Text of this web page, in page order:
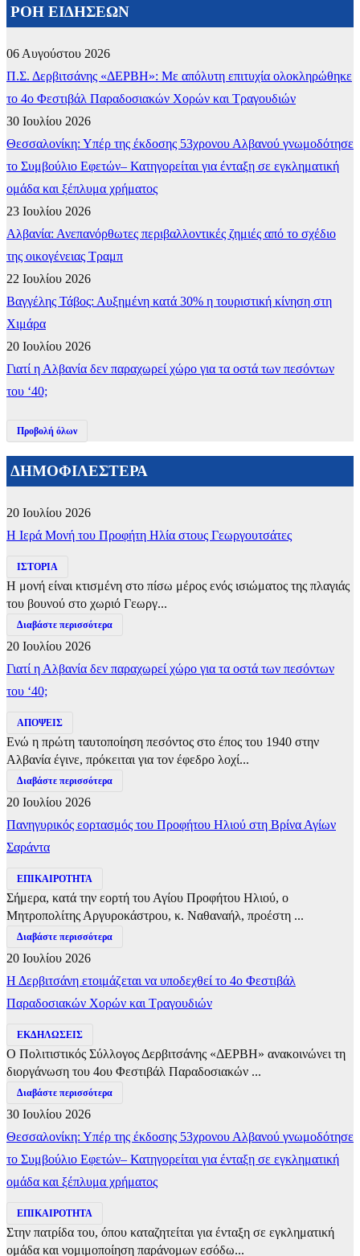
ΡΟΗ ΕΙΔΗΣΕΩΝ
06 Αυγούστου 2026
Π.Σ. Δερβιτσάνης «ΔΕΡΒΗ»: Με απόλυτη επιτυχία ολοκληρώθηκε
το 4ο Φεστιβάλ Παραδοσιακών Χορών και Τραγουδιών
30 Ιουλίου 2026
Θεσσαλονίκη: Υπέρ της έκδοσης 53χρονου Αλβανού γνωμοδότησε
το Συμβούλιο Εφετών– Κατηγορείται για ένταξη σε εγκληματική
ομάδα και ξέπλυμα χρήματος
23 Ιουλίου 2026
Αλβανία: Ανεπανόρθωτες περιβαλλοντικές ζημιές από το σχέδιο
της οικογένειας Τραμπ
22 Ιουλίου 2026
Βαγγέλης Τάβος: Αυξημένη κατά 30% η τουριστική κίνηση στη
Χιμάρα
20 Ιουλίου 2026
Γιατί η Αλβανία δεν παραχωρεί χώρο για τα οστά των πεσόντων
του ‘40;
Προβολή όλων
ΔΗΜΟΦΙΛΕΣΤΕΡΑ
20 Ιουλίου 2026
​Η Ιερά Μονή του Προφήτη Ηλία στους Γεωργουτσάτες
ΙΣΤΟΡΙΑ
Η μονή είναι κτισμένη στο πίσω μέρος ενός ισιώματος της πλαγιάς
του βουνού στο χωριό Γεωργ...
Διαβάστε περισσότερα
20 Ιουλίου 2026
Γιατί η Αλβανία δεν παραχωρεί χώρο για τα οστά των πεσόντων
του ‘40;
ΑΠΟΨΕΙΣ
Ενώ η πρώτη ταυτοποίηση πεσόντος στο έπος του 1940 στην
Αλβανία έγινε, πρόκειται για τον έφεδρο λοχί...
Διαβάστε περισσότερα
20 Ιουλίου 2026
Πανηγυρικός εορτασμός του Προφήτου Ηλιού στη Βρίνα Αγίων
Σαράντα
ΕΠΙΚΑΙΡΟΤΗΤΑ
Σήμερα, κατά την εορτή του Αγίου Προφήτου Ηλιού, ο
Μητροπολίτης Αργυροκάστρου, κ. Ναθαναήλ, προέστη ...
Διαβάστε περισσότερα
20 Ιουλίου 2026
Η Δερβιτσάνη ετοιμάζεται να υποδεχθεί το 4ο Φεστιβάλ
Παραδοσιακών Χορών και Τραγουδιών
ΕΚΔΗΛΩΣΕΙΣ
Ο Πολιτιστικός Σύλλογος Δερβιτσάνης «ΔΕΡΒΗ» ανακοινώνει τη
διοργάνωση του 4ου Φεστιβάλ Παραδοσιακών ...
Διαβάστε περισσότερα
30 Ιουλίου 2026
Θεσσαλονίκη: Υπέρ της έκδοσης 53χρονου Αλβανού γνωμοδότησε
το Συμβούλιο Εφετών– Κατηγορείται για ένταξη σε εγκληματική
ομάδα και ξέπλυμα χρήματος
ΕΠΙΚΑΙΡΟΤΗΤΑ
Στην πατρίδα του, όπου καταζητείται για ένταξη σε εγκληματική
ομάδα και νομιμοποίηση παράνομων εσόδω...